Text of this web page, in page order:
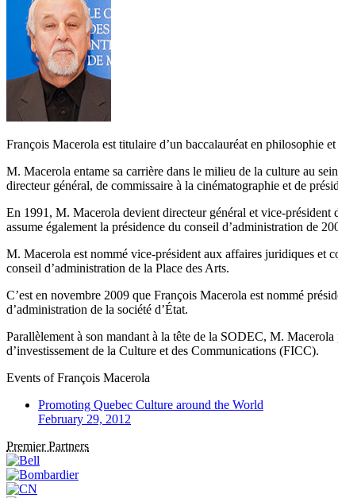
François Macerola est titulaire d’un baccalauréat en philosophie
M. Macerola entame sa carrière dans le milieu de la culture au
directeur général, de commissaire à la cinématographie et de
En 1991, M. Macerola devient directeur général et vice-
assume également la présidence du conseil d’administration de
M. Macerola est nommé vice-président aux affaires juridiques et
conseil d’administration de la Place des Arts.
C’est en novembre 2009 que François Macerola est nommé
d’administration de la société d’État.
Parallèlement à son mandant à la tête de la SODEC, M.
d’investissement de la Culture et des Communications (FICC).
Events ofFrançois Macerola
Promoting Quebec Culture around the World
February 29, 2012
Premier Partners